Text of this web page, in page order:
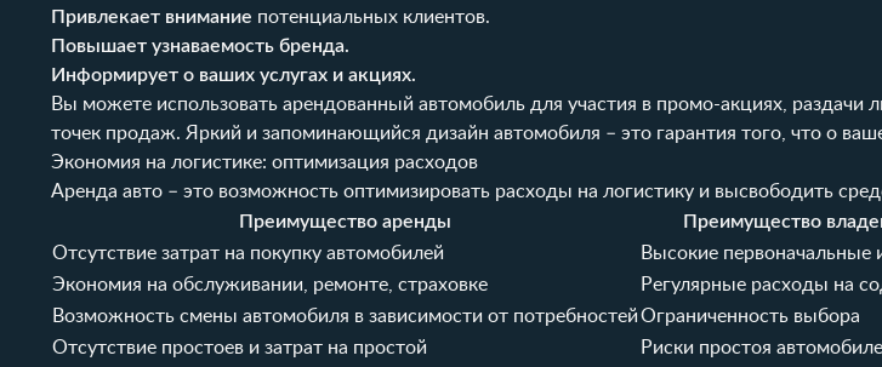
Привлекает внимание потенциальных клиентов.
Повышает узнаваемость бренда.
Информирует о ваших услугах и акциях.
Вы можете использовать арендованный автомобиль для участия в промо-акциях, раздачи
точек продаж. Яркий и запоминающийся дизайн автомобиля – это гарантия того, что о
Экономия на логистике: оптимизация расходов
Аренда авто – это возможность оптимизировать расходы на логистику и высвободить
Преимущество аренды
Преимущество
Отсутствие затрат на покупку автомобилей
Высокие первоначальные
Экономия на обслуживании, ремонте, страховке
Регулярные расходы на
Возможность смены автомобиля в зависимости от потребностейОграниченность выбора
Отсутствие простоев и затрат на простой
Риски простоя